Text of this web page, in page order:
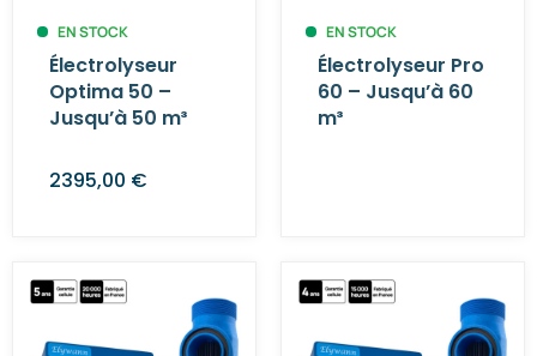
Électrolyseur
Optima 50 –
Jusqu’à 50 m³
EN STOCK
2395,00 €
Électrolyseur Pro
60 – Jusqu’à 60
m³
EN STOCK